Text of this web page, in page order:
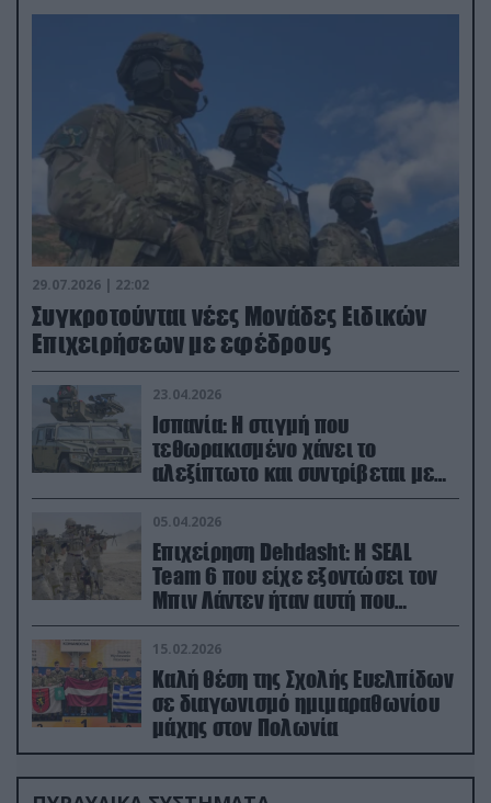
29.07.2026 | 22:02
Συγκροτούνται νέες Μονάδες Ειδικών
Επιχειρήσεων με εφέδρους
23.04.2026
Ισπανία: Η στιγμή που
τεθωρακισμένο χάνει το
αλεξίπτωτο και συντρίβεται με
ορμή στο έδαφος (βίντεο)
05.04.2026
Επιχείρηση Dehdasht: Η SEAL
Team 6 που είχε εξοντώσει τον
Μπιν Λάντεν ήταν αυτή που
διέσωσε τον πιλότο του F-15
15.02.2026
Καλή θέση της Σχολής Ευελπίδων
σε διαγωνισμό ημιμαραθωνίου
μάχης στον Πολωνία